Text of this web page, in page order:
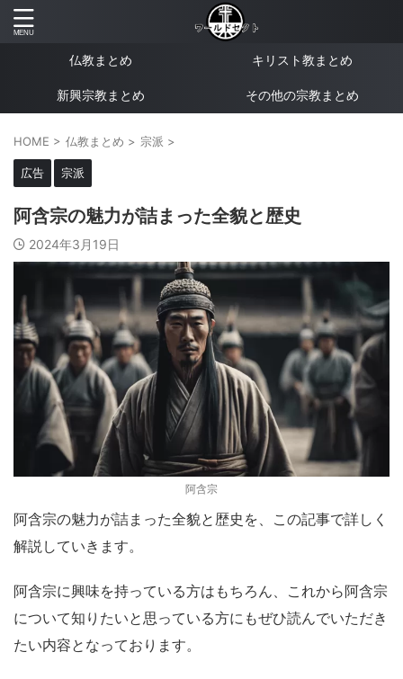
仏教まとめ キリスト教まとめ
新興宗教まとめ その他の宗教まとめ
HOME > 仏教まとめ > 宗派 >
広告 宗派
阿含宗の魅力が詰まった全貌と歴史
2024年3月19日
阿含宗
阿含宗の魅力が詰まった全貌と歴史を、この記事で詳しく
解説していきます。
阿含宗に興味を持っている方はもちろん、これから阿含宗
について知りたいと思っている方にもぜひ読んでいただき
たい内容となっております。